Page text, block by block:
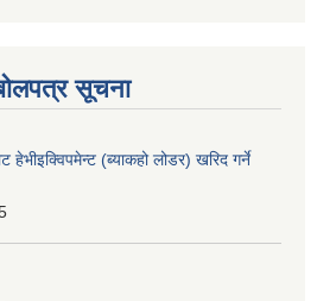
सूचना
हेभीइक्विपमेन्ट (ब्याकहो लोडर) खरिद गर्ने